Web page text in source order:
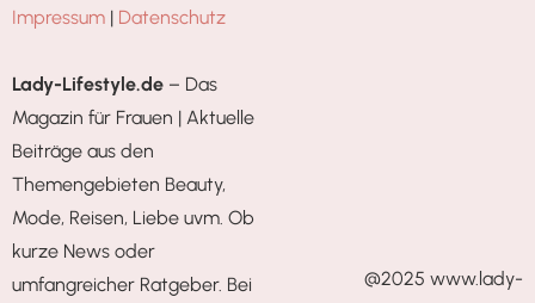
Impressum | Datenschutz
Lady-Lifestyle.de – Das
Magazin für Frauen | Aktuelle
Beiträge aus den
Themengebieten Beauty,
Mode, Reisen, Liebe uvm. Ob
kurze News oder
umfangreicher Ratgeber. Bei
@2025 www.lady-